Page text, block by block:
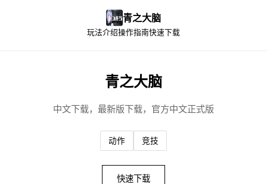
青之大脑
玩法介绍操作指南快速下载
青之大脑
中文下载，最新版下载，官方中文正式版
动作 竞技
快速下载